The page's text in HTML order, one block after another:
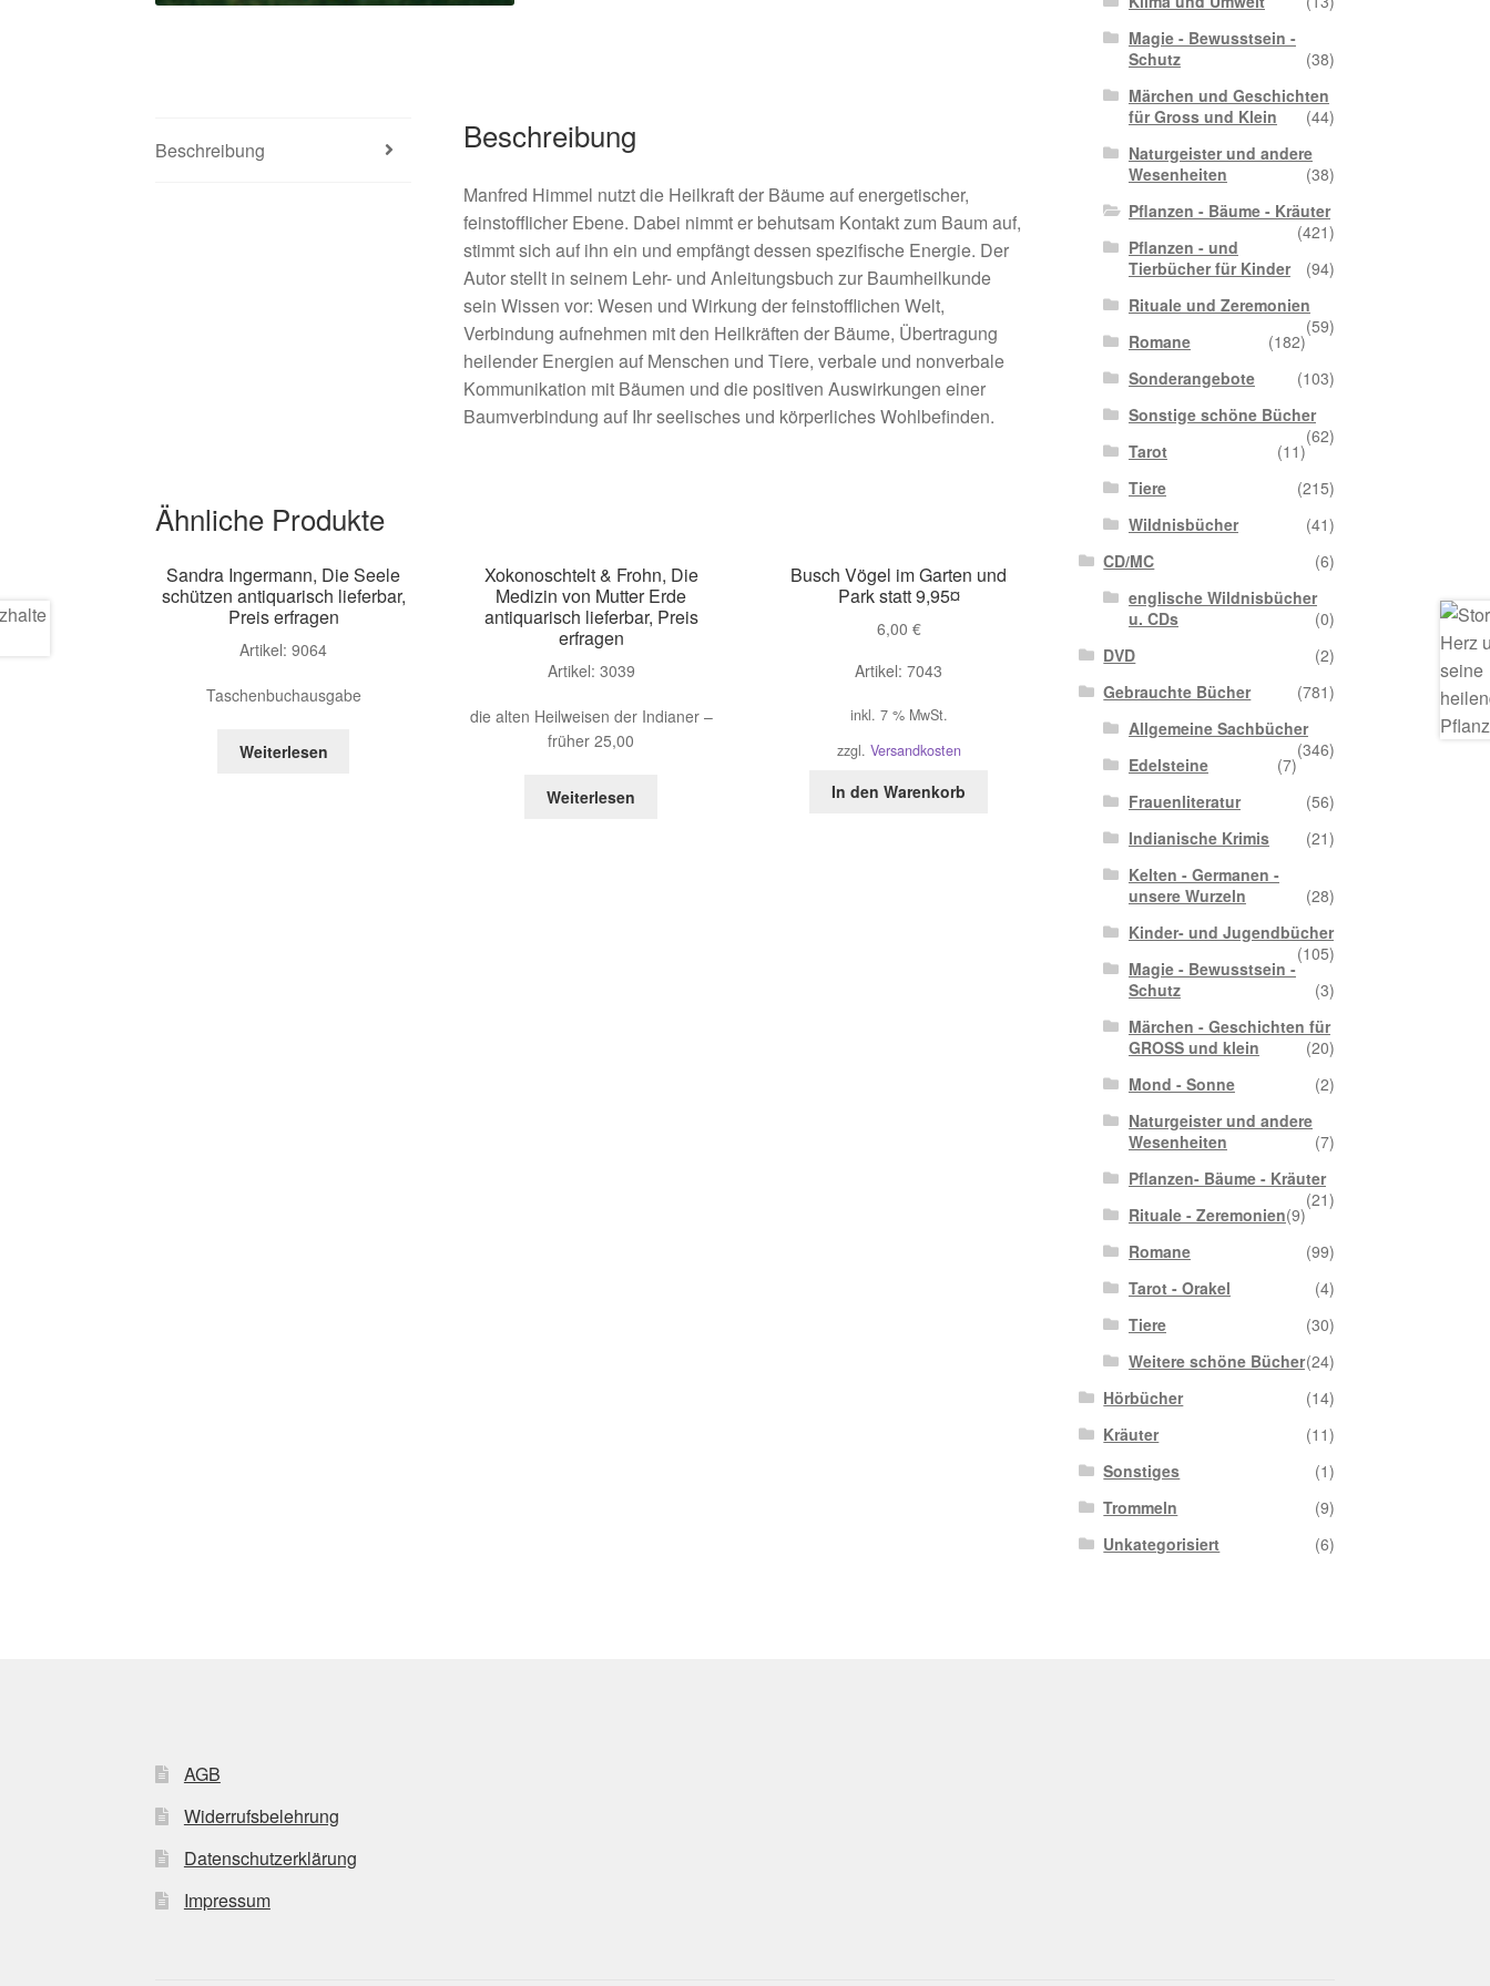
Beschreibung Beschreibung
Manfred Himmel nutzt die Heilkraft der Bäume auf energetischer,
feinstofflicher Ebene. Dabei nimmt er behutsam Kontakt zum Baum auf,
stimmt sich auf ihn ein und empfängt dessen spezifische Energie. Der
Autor stellt in seinem Lehr- und Anleitungsbuch zur Baumheilkunde
sein Wissen vor: Wesen und Wirkung der feinstofflichen Welt,
Verbindung aufnehmen mit den Heilkräften der Bäume, Übertragung
heilender Energien auf Menschen und Tiere, verbale und nonverbale
Kommunikation mit Bäumen und die positiven Auswirkungen einer
Baumverbindung auf Ihr seelisches und körperliches Wohlbefinden.
Ähnliche Produkte
Sandra Ingermann, Die Seele
schützen antiquarisch lieferbar,
Preis erfragen
Artikel: 9064
Taschenbuchausgabe
Weiterlesen
Xokonoschtelt & Frohn, Die
Medizin von Mutter Erde
antiquarisch lieferbar, Preis
erfragen
Artikel: 3039
die alten Heilweisen der Indianer –
früher 25,00
Weiterlesen
Busch Vögel im Garten und
Park statt 9,95¤
6,00 €
Artikel: 7043
inkl. 7 % MwSt.
zzgl. Versandkosten
In den Warenkorb
Magie - Bewusstsein -
Schutz
(38)
Märchen und Geschichten
für Gross und Klein
(44)
Naturgeister und andere
Wesenheiten
(38)
Pflanzen - Bäume - Kräuter
(421)
Pflanzen - und
Tierbücher für Kinder
(94)
Rituale und Zeremonien
(59)
Romane
(182)
Sonderangebote
(103)
Sonstige schöne Bücher
(62)
Tarot
(11)
Tiere
(215)
Wildnisbücher
(41)
CD/MC
(6)
englische Wildnisbücher
u. CDs
(0)
DVD
(2)
Gebrauchte Bücher
(781)
Allgemeine Sachbücher
(346)
Edelsteine
(7)
Frauenliteratur
(56)
Indianische Krimis
(21)
Kelten - Germanen -
unsere Wurzeln
(28)
Kinder- und Jugendbücher
(105)
Magie - Bewusstsein -
Schutz
(3)
Märchen - Geschichten für
GROSS und klein
(20)
Mond - Sonne
(2)
Naturgeister und andere
Wesenheiten
(7)
Pflanzen- Bäume - Kräuter
(21)
Rituale - Zeremonien(9)
Romane
(99)
Tarot - Orakel
(4)
Tiere
(30)
Weitere schöne Bücher(24)
Hörbücher
(14)
Kräuter
(11)
Sonstiges
(1)
Trommeln
(9)
Unkategorisiert
(6)
AGB
Widerrufsbelehrung
Datenschutzerklärung
Impressum